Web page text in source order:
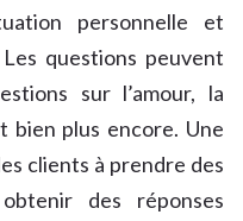
personnelle et
questions peuvent
sur l’amour, la
bien plus encore. Une
clients à prendre des
des réponses